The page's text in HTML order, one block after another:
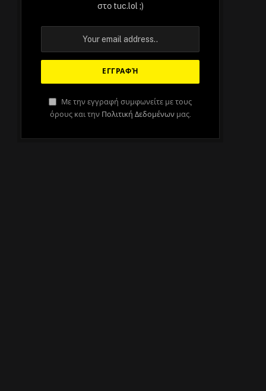
στο tuc.lol ;)
Με την εγγραφή συμφωνείτε με τους
όρους και την Πολιτική Δεδομένωνμας.